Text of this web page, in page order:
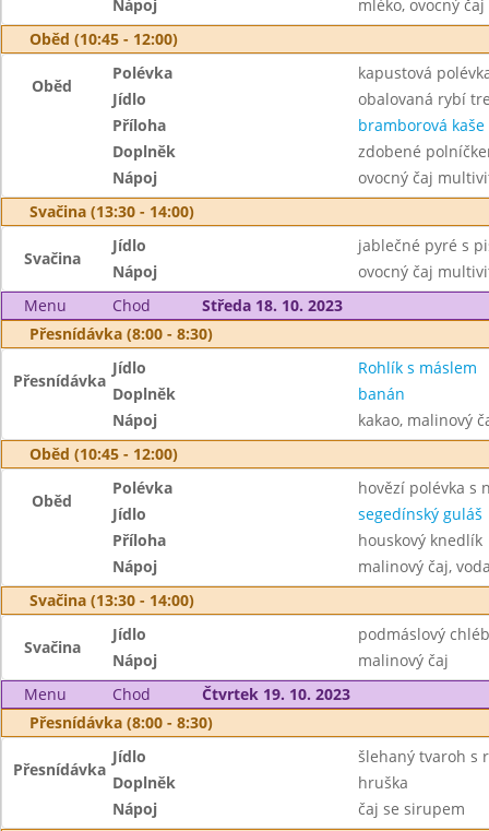
Nápoj
mléko, ovocný
Oběd (10:45 - 12:00)
Oběd
Polévka
kapustová
Jídlo
obalovaná rybí
Příloha
bramborová kaše
Doplněk
zdobené
Nápoj
ovocný čaj
Svačina (13:30 - 14:00)
Svačina
Jídlo
jablečné pyré s
Nápoj
ovocný čaj
Menu
Chod
Středa 18. 10. 2023
Přesnídávka (8:00 - 8:30)
Přesnídávka
Jídlo
Rohlík s máslem
Doplněk
banán
Nápoj
kakao, malinový
Oběd (10:45 - 12:00)
Oběd
Polévka
hovězí polévka s
Jídlo
segedínský guláš
Příloha
houskový knedlík
Nápoj
malinový čaj,
Svačina (13:30 - 14:00)
Svačina
Jídlo
podmáslový
Nápoj
malinový čaj
Menu
Chod
Čtvrtek 19. 10. 2023
Přesnídávka (8:00 - 8:30)
Přesnídávka
Jídlo
šlehaný tvaroh s
Doplněk
hruška
Nápoj
čaj se sirupem